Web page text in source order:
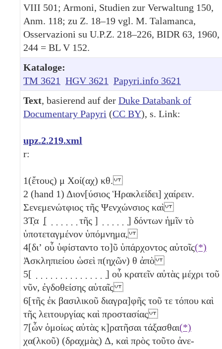
VIII 501; Armoni, Studien zur Verwaltung 150,
Anm. 118; zu Z. 18–19 vgl. M. Talamanca,
Osservazioni su U.P.Z. 218–226, BIDR 63, 1960,
244 = BL V 152.
Kataloge:
TM 3621 HGV 3621 Papyri.info 3621
Text, basierend auf der Duke Databank of
Documentary Papyri (CC BY), s. Link:
upz.2.219.xml
r:
1(ἔτους) μ Χοί(αχ) κθ.
2 (hand 1) Διον[ύσιος Ἡρακλείδει] χαίρειν.
Σενεμενώτφιος τῆς Ψενχώνσιος καὶ
3Τ̣α ̣[ ̣ ̣ ̣ ̣ ̣ ̣ τῆς ] ̣ ̣ ̣ ̣ ̣ ̣] δόντων ἡμῖν τὸ
ὑποτεταγμένον ὑπόμνημα,
4[διʼ οὗ ὑφίσταντο το]ῦ ὑπάρχοντος αὐτοῖς(*)
Ἀσκληπιείου ὡσεὶ π(ηχῶν) θ ἀπὸ
5[ ̣ ̣ ̣ ̣ ̣ ̣ ̣ ̣ ̣ ̣ ̣ ̣ ̣ ̣ ̣] οὗ κρατεῖν αὐτὰς μέχρι τοῦ
νῦν, ἐγδοθείσης αὑταῖς
6[τῆς ἐκ βασιλικοῦ διαγρα]φῆς τοῦ τε τόπου καὶ
τῆς λειτουργίας καὶ προστασίας
7[ὧν ὁμοίως αὐτὰς κ]ρατῆσαι τάξασθαι(*)
χα(λκοῦ) (δραχμὰς) Δ, καὶ πρὸς τοῦτο ἀνε-